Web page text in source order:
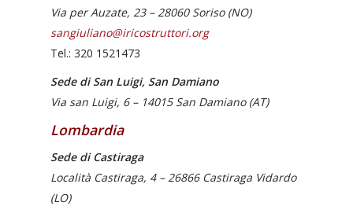
Via per Auzate, 23 – 28060 Soriso (NO)
sangiuliano@iricostruttori.org
Tel.: 320 1521473
Sede di San Luigi, San Damiano
Via san Luigi, 6 – 14015 San Damiano (AT)
Lombardia
Sede di Castiraga
Località Castiraga, 4 – 26866 Castiraga Vidardo
(LO)